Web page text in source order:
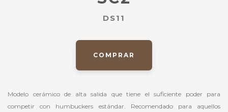
DS11
COMPRAR
Modelo cerámico de alta salida que tiene el suficiente poder para
competir con humbuckers estándar. Recomendado para aquellos